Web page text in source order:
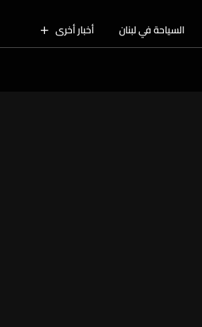
السياحة في لبنان أخبار أخرى